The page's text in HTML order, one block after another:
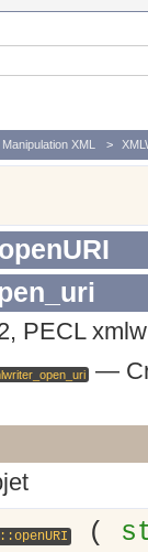
Manipulation XML
source pour l'affichage
PECL
—
(